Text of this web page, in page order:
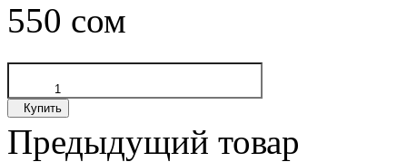
550 сом
Купить
Предыдущий товар